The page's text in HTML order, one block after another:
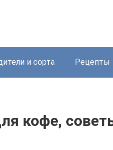
и сорта Рецепты
кофе,